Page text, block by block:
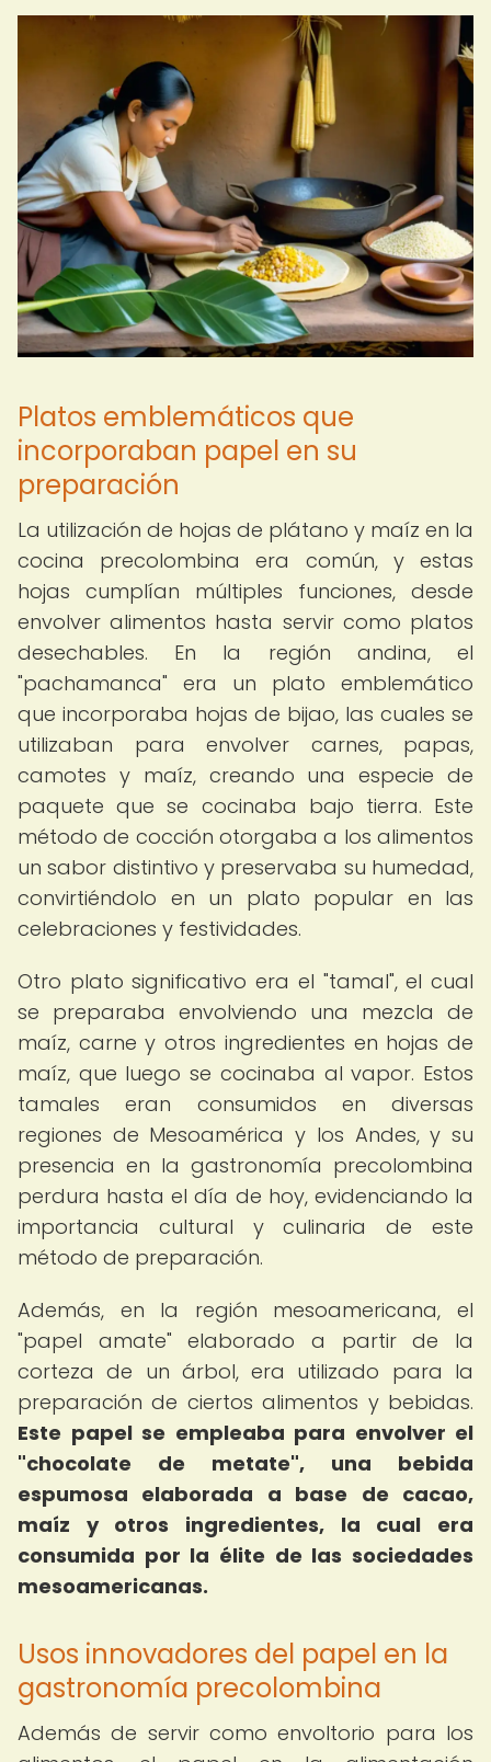
Platos emblemáticos que
incorporaban papel en su
preparación
La utilización de hojas de plátano y maíz en la
cocina precolombina era común, y estas
hojas cumplían múltiples funciones, desde
envolver alimentos hasta servir como platos
desechables. En la región andina, el
"pachamanca" era un plato emblemático
que incorporaba hojas de bijao, las cuales se
utilizaban para envolver carnes, papas,
camotes y maíz, creando una especie de
paquete que se cocinaba bajo tierra. Este
método de cocción otorgaba a los alimentos
un sabor distintivo y preservaba su humedad,
convirtiéndolo en un plato popular en las
celebraciones y festividades.
Otro plato significativo era el "tamal", el cual
se preparaba envolviendo una mezcla de
maíz, carne y otros ingredientes en hojas de
maíz, que luego se cocinaba al vapor. Estos
tamales eran consumidos en diversas
regiones de Mesoamérica y los Andes, y su
presencia en la gastronomía precolombina
perdura hasta el día de hoy, evidenciando la
importancia cultural y culinaria de este
método de preparación.
Además, en la región mesoamericana, el
"papel amate" elaborado a partir de la
corteza de un árbol, era utilizado para la
preparación de ciertos alimentos y bebidas.
Este papel se empleaba para envolver el
"chocolate de metate", una bebida
espumosa elaborada a base de cacao,
maíz y otros ingredientes, la cual era
consumida por la élite de las sociedades
mesoamericanas.
Usos innovadores del papel en la
gastronomía precolombina
Además de servir como envoltorio para los